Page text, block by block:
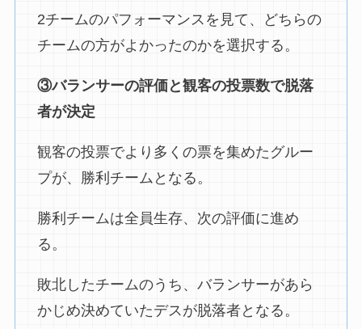
2チームのパフォーマンスを見て、どちらの
チームの方がよかったのかを選択する。
③バランサーの評価と観客の投票数で脱落
者が決定
観客の投票でより多くの票を集めたグルー
プが、勝利チームとなる。
勝利チームは全員生存、次の評価に進め
る。
敗北したチームのうち、バランサーがあら
かじめ決めていたデスが脱落者となる。